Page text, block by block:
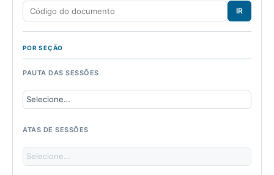
IR
POR SEÇÃO
PAUTA DAS SESSÕES
ATAS DE SESSÕES